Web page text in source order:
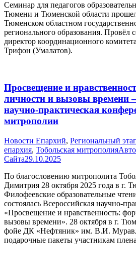
Семинар для педагогов
Тюмени и Тюменской области прошел
Тюменском областном
регионального образования. Провёл
директор координационного
Трифон (Умалатов).
Просвещение и
личности и вызовы времени
научно-практическая
митрополии
Новости Епархий, Региональный
епархия, Тобольская митрополия
Сайта29.10.2025
По благословению митрополита
Димитрия 28 октября 2025 года в
Филофеевские образовательные
состоялась Всероссийская научно-
«Просвещение и нравственность:
вызовы времени». 28 октября в г.
фойе ДК «Нефтяник» им. В.И.
подарочные пакеты участникам